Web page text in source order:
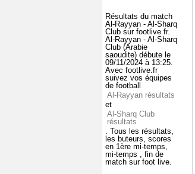
Résultats du match
Al-Rayyan - Al-Sharq
Club sur footlive.fr.
Al-Rayyan - Al-Sharq
Club (Arabie
saoudite) débute le
09/11/2024 à 13:25.
Avec footlive.fr
suivez vos équipes
de football
Al-Rayyan résultats
et
Al-Sharq Club
résultats
. Tous les résultats,
les buteurs, scores
en 1ère mi-temps,
mi-temps , fin de
match sur foot live.